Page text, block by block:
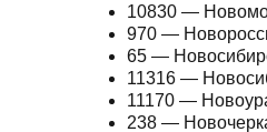
10830 —
970 —
65 —
11316 —
11170 —
238 —